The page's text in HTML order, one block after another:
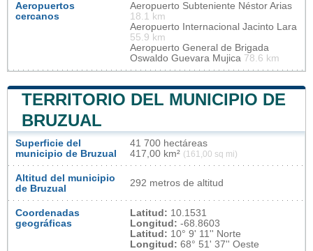
Aeropuertos
cercanos
Aeropuerto Subteniente Néstor Arias
18.1 km
Aeropuerto Internacional Jacinto Lara
55.9 km
Aeropuerto General de Brigada
Oswaldo Guevara Mujica 78.6 km
TERRITORIO DEL MUNICIPIO DE
BRUZUAL
Superficie del
municipio de Bruzual
41 700 hectáreas
417,00 km² (161,00 sq mi)
Altitud del municipio
de Bruzual
292 metros de altitud
Coordenadas
geográficas
Latitud: 10.1531
Longitud: -68.8603
Latitud: 10° 9' 11'' Norte
Longitud: 68° 51' 37'' Oeste